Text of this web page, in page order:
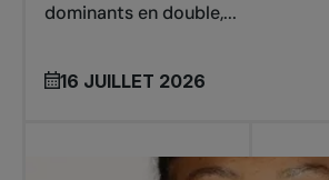
dominants en double,...
16 JUILLET 2026